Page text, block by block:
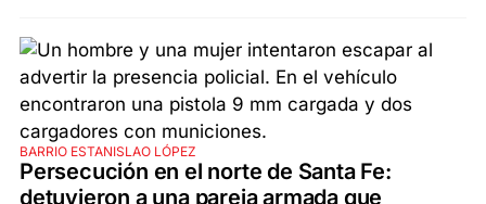
BARRIO ESTANISLAO LÓPEZ
Persecución en el norte de Santa Fe:
detuvieron a una pareja armada que